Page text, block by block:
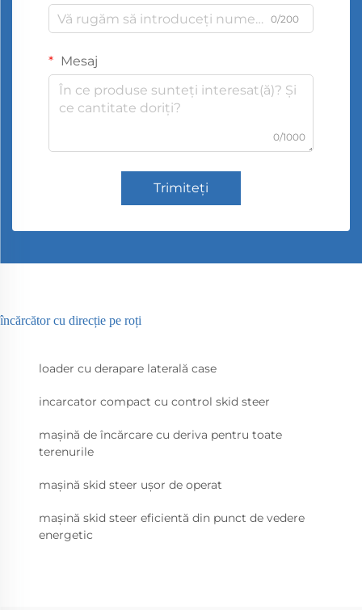
0/200
Mesaj
0/1000
Trimiteți
încărcător cu direcție pe roți
loader cu derapare laterală case
incarcator compact cu control skid steer
mașină de încărcare cu deriva pentru toate
terenurile
mașină skid steer ușor de operat
mașină skid steer eficientă din punct de vedere
energetic